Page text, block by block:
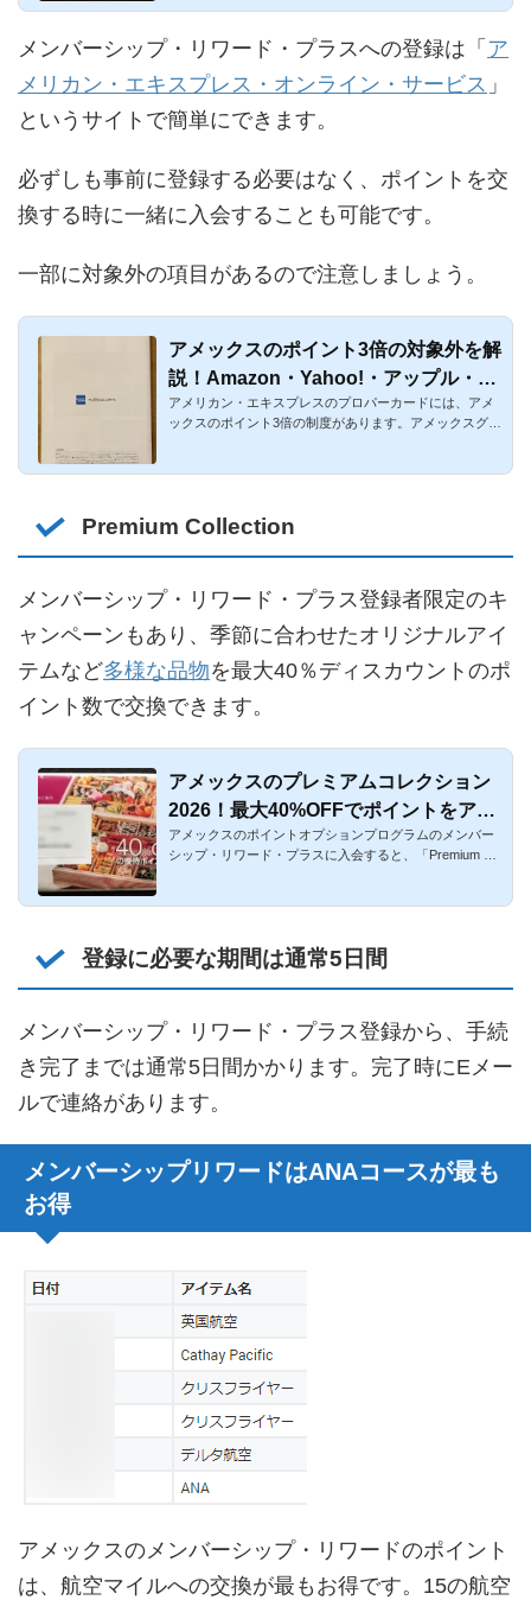
メンバーシップ・リワード・プラスへの登録は「 ア
メリカン・エキスプレス・オンライン・サービス 」
というサイトで簡単にできます。
必ずしも事前に登録する必要はなく、ポイントを交
換する時に一緒に入会することも可能です。
一部に対象外の項目があるので注意しましょう。
アメックスのポイント3倍の対象外を解
説！Amazon・Yahoo!・アップル・海
外・ヨドバシ・一休を網羅
アメリカン・エキスプレスのプロパーカードには、アメ
ックスのポイント3倍の制度があります。アメックスグリ
Premium Collection
メンバーシップ・リワード・プラス登録者限定のキ
ャンペーンもあり、季節に合わせたオリジナルアイ
テムなど多様な品物を最大40％ディスカウントのポ
イント数で交換できます。
アメックスのプレミアムコレクション
2026！最大40%OFFでポイントをアイ
テムに交換可能
アメックスのポイントオプションプログラムのメンバー
シップ・リワード・プラスに入会すると、「Premium Col
登録に必要な期間は通常5日間
メンバーシップ・リワード・プラス登録から、手続
き完了までは通常5日間かかります。完了時にEメー
ルで連絡があります。
メンバーシップリワードはANAコースが最も
お得
アメックスのメンバーシップ・リワードのポイント
は、航空マイルへの交換が最もお得です。15の航空